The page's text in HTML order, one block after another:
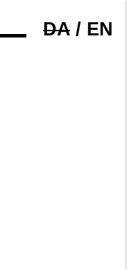
DA / EN